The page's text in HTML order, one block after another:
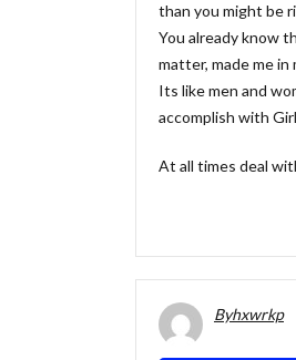
than you might be
You already know
matter, made me in
Its like men and
accomplish with
At all times deal
Byhxwrkp